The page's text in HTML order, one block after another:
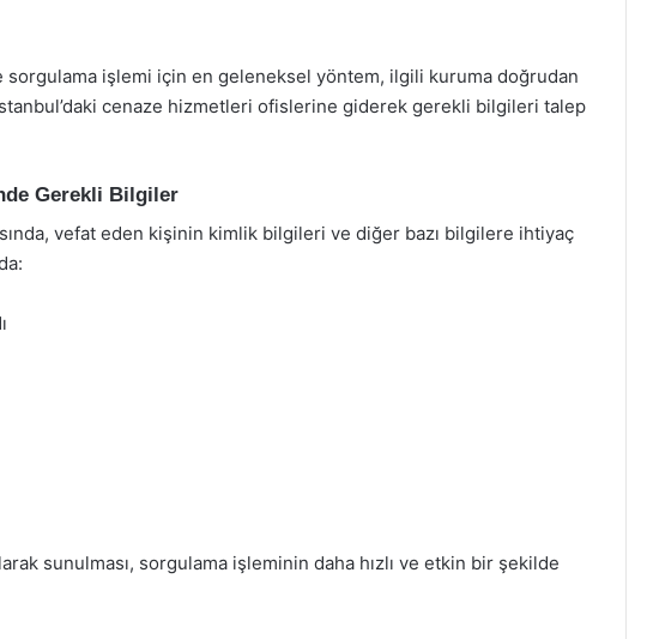
işlemi için en geleneksel yöntem, ilgili kuruma doğrudan
cenaze hizmetleri ofislerine giderek gerekli bilgileri talep
Gerekli Bilgiler
vefat eden kişinin kimlik bilgileri ve diğer bazı bilgilere ihtiyaç
sunulması, sorgulama işleminin daha hızlı ve etkin bir şekilde